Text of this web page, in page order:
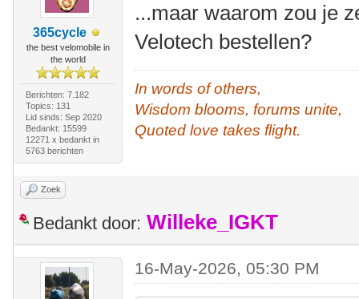
365cycle
the best velomobile in
the world
Berichten: 7.182
Topics: 131
Lid sinds: Sep 2020
Bedankt: 15599
12271 x bedankt in
5763 berichten
...maar waarom zou je
Velotech bestellen?
In words of others,
Wisdom blooms, forums unite,
Quoted love takes flight.
Zoek
Bedankt door: Willeke_IGKT
16-May-2026, 05:30 PM